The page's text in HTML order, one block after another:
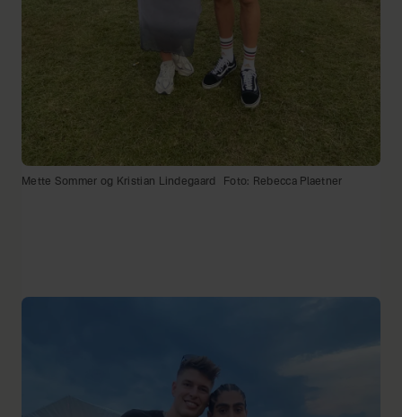
Mette Sommer og Kristian Lindegaard Foto: Rebecca Plaetner